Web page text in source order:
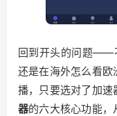
回到开头的问题——
还是在海外怎么看欧
播，只要选对了加
器的六大核心功能，